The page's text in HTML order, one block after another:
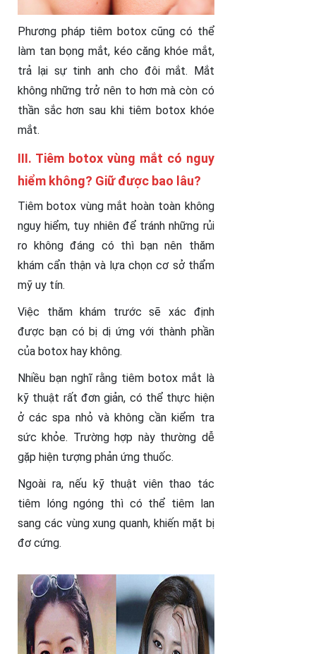
Phương pháp tiêm botox cũng có thể
làm tan bọng mắt, kéo căng khóe mắt,
trả lại sự tinh anh cho đôi mắt. Mắt
không những trở nên to hơn mà còn có
thần sắc hơn sau khi tiêm botox khóe
mắt.
III. Tiêm botox vùng mắt có nguy
hiểm không? Giữ được bao lâu?
Tiêm botox vùng mắt hoàn toàn không
nguy hiểm, tuy nhiên để tránh những rủi
ro không đáng có thì bạn nên thăm
khám cẩn thận và lựa chọn cơ sở thẩm
mỹ uy tín.
Việc thăm khám trước sẽ xác định
được bạn có bị dị ứng với thành phần
của botox hay không.
Nhiều bạn nghĩ rằng tiêm botox mắt là
kỹ thuật rất đơn giản, có thể thực hiện
ở các spa nhỏ và không cần kiểm tra
sức khỏe. Trường hợp này thường dễ
gặp hiện tượng phản ứng thuốc.
Ngoài ra, nếu kỹ thuật viên thao tác
tiêm lóng ngóng thì có thể tiêm lan
sang các vùng xung quanh, khiến mặt bị
đơ cứng.